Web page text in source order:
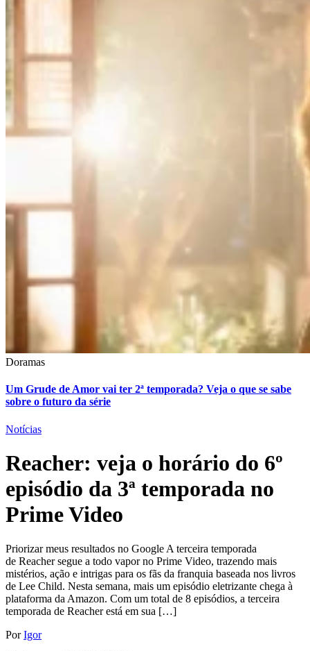
Doramas
Um Grude de Amor vai ter 2ª temporada? Veja o que se sabe
sobre o futuro da série
Notícias
Reacher: veja o horário do 6º
episódio da 3ª temporada no
Prime Video
Priorizar meus resultados no Google A terceira temporada
de Reacher segue a todo vapor no Prime Video, trazendo mais
mistérios, ação e intrigas para os fãs da franquia baseada nos livros
de Lee Child. Nesta semana, mais um episódio eletrizante chega à
plataforma da Amazon. Com um total de 8 episódios, a terceira
temporada de Reacher está em sua […]
PorIgor